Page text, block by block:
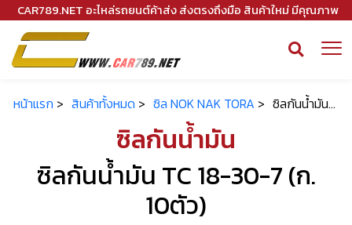
CAR789.NET อะไหล่รถยนต์ค้าส่ง ส่งตรงถึงมือ สินค้าใหม่ มีคุณภาพ
หน้าแรก > สินค้าทั้งหมด > ซิล NOK NAK TORA > ซิลกันน้ำมัน...
ซิลกันน้ำมัน
ซิลกันน้ำมัน TC 18-30-7 (ก.
10ตัว)